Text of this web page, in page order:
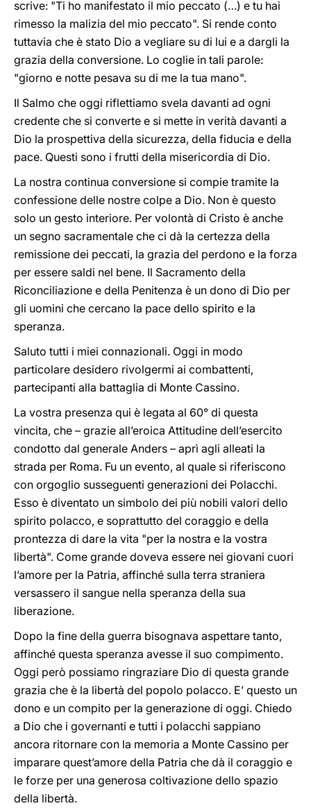
scrive: "Ti ho manifestato il mio peccato (…) e tu hai
rimesso la malizia del mio peccato". Si rende conto
tuttavia che è stato Dio a vegliare su di lui e a dargli la
grazia della conversione. Lo coglie in tali parole:
"giorno e notte pesava su di me la tua mano".
Il Salmo che oggi riflettiamo svela davanti ad ogni
credente che si converte e si mette in verità davanti a
Dio la prospettiva della sicurezza, della fiducia e della
pace. Questi sono i frutti della misericordia di Dio.
La nostra continua conversione si compie tramite la
confessione delle nostre colpe a Dio. Non è questo
solo un gesto interiore. Per volontà di Cristo è anche
un segno sacramentale che ci dà la certezza della
remissione dei peccati, la grazia del perdono e la forza
per essere saldi nel bene. Il Sacramento della
Riconciliazione e della Penitenza è un dono di Dio per
gli uomini che cercano la pace dello spirito e la
speranza.
Saluto tutti i miei connazionali. Oggi in modo
particolare desidero rivolgermi ai combattenti,
partecipanti alla battaglia di Monte Cassino.
La vostra presenza qui è legata al 60° di questa
vincita, che – grazie all’eroica Attitudine dell’esercito
condotto dal generale Anders – aprì agli alleati la
strada per Roma. Fu un evento, al quale si riferiscono
con orgoglio susseguenti generazioni dei Polacchi.
Esso è diventato un simbolo dei più nobili valori dello
spirito polacco, e soprattutto del coraggio e della
prontezza di dare la vita "per la nostra e la vostra
libertà". Come grande doveva essere nei giovani cuori
l’amore per la Patria, affinché sulla terra straniera
versassero il sangue nella speranza della sua
liberazione.
Dopo la fine della guerra bisognava aspettare tanto,
affinché questa speranza avesse il suo compimento.
Oggi però possiamo ringraziare Dio di questa grande
grazia che è la libertà del popolo polacco. E’ questo un
dono e un compito per la generazione di oggi. Chiedo
a Dio che i governanti e tutti i polacchi sappiano
ancora ritornare con la memoria a Monte Cassino per
imparare quest’amore della Patria che dà il coraggio e
le forze per una generosa coltivazione dello spazio
della libertà.